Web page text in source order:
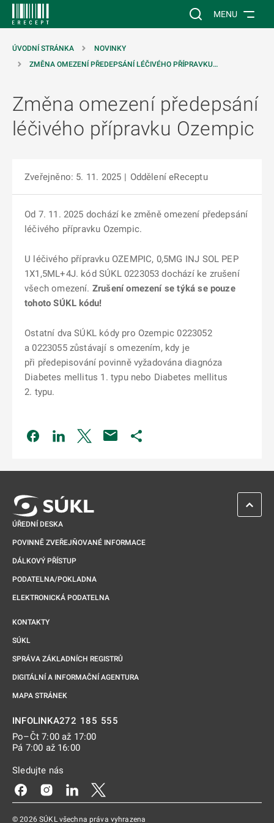
Vyhledávání na
MENU
ÚVODNÍ STRÁNKA
NOVINKY
ZMĚNA OMEZENÍ PŘEDEPSÁNÍ LÉČIVÉHO PŘÍPRAVKU…
Změna omezení předepsání
léčivého přípravku Ozempic
Zveřejněno: 5. 11. 2025 | Oddělení eReceptu
Od 7. 11. 2025 dochází ke změně omezení předepsání
léčivého přípravku Ozempic.
U léčivého přípravku OZEMPIC, 0,5MG INJ SOL PEP
1X1,5ML+4J. kód SÚKL 0223053 dochází ke zrušení
všech omezení. Zrušení omezení se týká se pouze
tohoto SÚKL kódu!
Ostatní dva SÚKL kódy pro Ozempic 0223052
a 0223055 zůstávají s omezením, kdy je
při předepisování povinně vyžadována diagnóza
Diabetes mellitus 1. typu nebo Diabetes mellitus
2. typu.
Odkaz se otevře na nové kartě
Odkaz se otevře na nové kartě
Odkaz se otevře na nové kartě
ÚŘEDNÍ DESKA
POVINNĚ ZVEŘEJŇOVANÉ INFORMACE
DÁLKOVÝ PŘÍSTUP
PODATELNA/POKLADNA
ELEKTRONICKÁ PODATELNA
KONTAKTY
SÚKL
SPRÁVA ZÁKLADNÍCH REGISTRŮ
DIGITÁLNÍ A INFORMAČNÍ AGENTURA
MAPA STRÁNEK
INFOLINKA272 185 555
Po–Čt 7:00 až 17:00
Pá 7:00 až 16:00
Sledujte nás
Odkaz se otevře na nové kartě
Odkaz se otevře na nové kartě
Odkaz se otevře na nové kartě
© 2026 SÚKL všechna práva vyhrazena
ZPĚT